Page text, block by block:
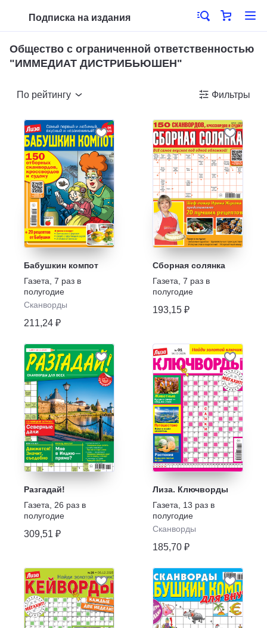
Подписка на издания
Общество с ограниченной ответственностью
"ИММЕДИАТ ДИСТРИБЬЮШЕН"
По рейтингу Фильтры
Бабушкин компот
Газета 7 раз в
полугодие
Сканворды
211,24 ₽
Сборная солянка
Газета 7 раз в
полугодие
193,15 ₽
Разгадай!
Газета
26 раз в
полугодие
309,51 ₽
Лиза. Ключворды
Газета
13 раз в
полугодие
Сканворды
185,70 ₽